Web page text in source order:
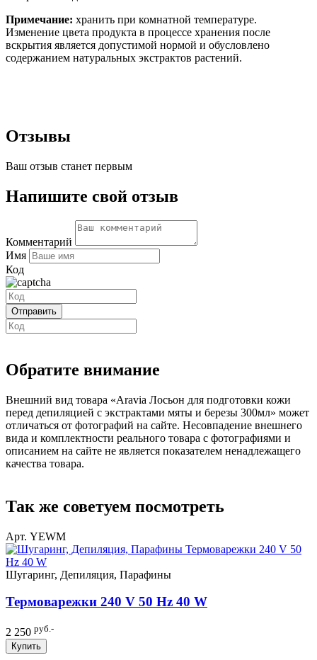
Примечание: хранить при комнатной температуре.
Изменение цвета продукта в процессе хранения после
вскрытия является допустимой нормой и обусловлено
содержанием натуральных экстрактов растений.
Отзывы
Ваш отзыв станет первым
Напишите свой отзыв
Комментарий
Имя
Код
Обратите внимание
Внешний вид товара «Aravia Лосьон для подготовки кожи
перед депиляцией с экстрактами мяты и березы 300мл» может
отличаться от фотографий на сайте. Несовпадение внешнего
вида и комплектности реального товара с фотографиями и
описанием на сайте не является показателем ненадлежащего
качества товара.
Так же советуем посмотреть
Арт. YEWM
Шугаринг, Депиляция, Парафины
Термоварежки 240 V 50 Hz 40 W
2 250 руб.-
Купить